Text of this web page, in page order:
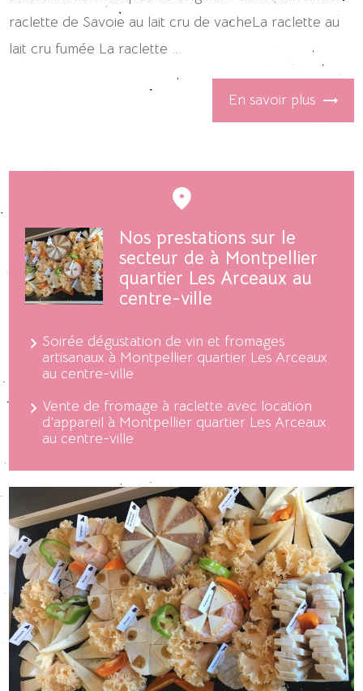
raclette de Savoie au lait cru de vacheLa raclette au
lait cru fumée La raclette ...
En savoir plus
Nos prestations sur le
secteur de à Montpellier
quartier Les Arceaux au
centre-ville
Soirée dégustation de vin et fromages
artisanaux à Montpellier quartier Les Arceaux
au centre-ville
Vente de fromage à raclette avec location
d’appareil à Montpellier quartier Les Arceaux
au centre-ville